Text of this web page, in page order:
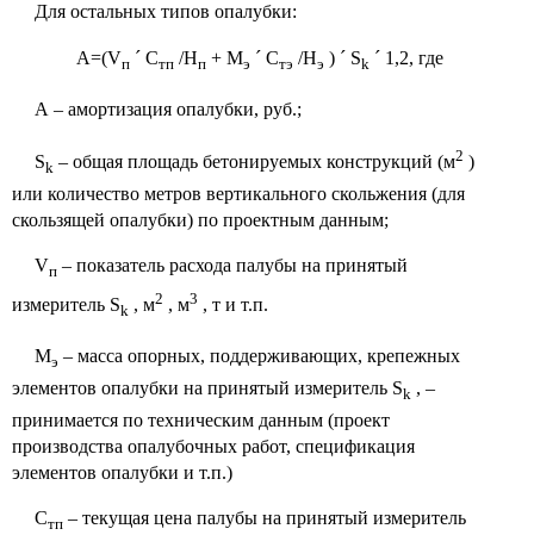
Для остальных типов опалубки:
А=(Vп ´ Стп /Нп + Mэ ´ Стэ /Нэ ) ´ Sk ´ 1,2, где
А – амортизация опалубки, руб.;
Sk – общая площадь бетонируемых конструкций (м2 )
или количество метров вертикального скольжения (для
скользящей опалубки) по проектным данным;
Vп– показатель расхода палубы на принятый
измеритель Sk , м2 , м3 , т и т.п.
Мэ – масса опорных, поддерживающих, крепежных
элементов опалубки на принятый измеритель Sk , –
принимается по техническим данным (проект
производства опалубочных работ, спецификация
элементов опалубки и т.п.)
Стп– текущая цена палубы на принятый измеритель